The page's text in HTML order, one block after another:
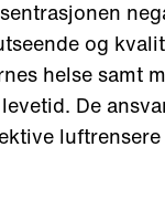
og
helse samt
De